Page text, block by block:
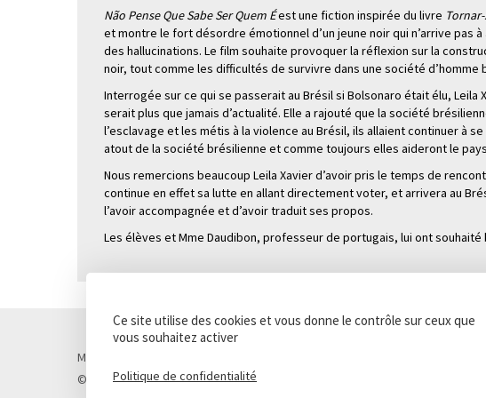
Não Pense Que Sabe Ser Quem Éest une fiction inspirée du livre
et montre le fort désordre émotionnel d’un jeune noir qui n’arrive pas
des hallucinations. Le film souhaite provoquer la réflexion sur la
noir, tout comme les difficultés de survivre dans une société d’homme
Interrogée sur ce qui se passerait au Brésil si Bolsonaro était élu,
serait plus que jamais d’actualité. Elle a rajouté que la société
l’esclavage et les métis à la violence au Brésil, ils allaient continuer à
atout de la société brésilienne et comme toujours elles aideront le
Nous remercions beaucoup Leila Xavier d’avoir pris le temps de
continue en effet sa lutte en allant directement voter, et arrivera au
l’avoir accompagnée et d’avoir traduit ses propos.
Les élèves et Mme Daudibon, professeur de portugais, lui ont souhaité
Mentions légales
© Lycée Chateaubriand 2026 - Réalisation
Ce site utilise des cookies et vous donne le contrôle sur ceux que
vous souhaitez activer
Politique de confidentialité